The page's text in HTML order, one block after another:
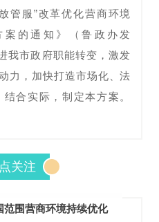
管服”改革优化营商环境
案的通知》（鲁政办发
我市政府职能转变，激发
力，加快打造市场化、法
合实际，制定本方案。
关注
范围营商环境持续优化